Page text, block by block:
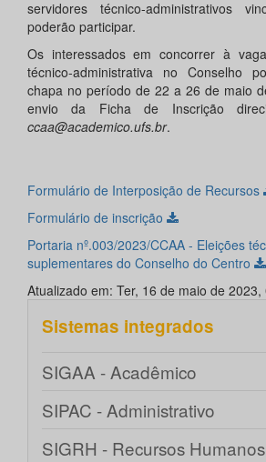
servidores técnico-administrativos
poderão participar.
Os interessados em concorrer à
técnico-administrativa no Conselho
chapa no período de 22 a 26 de maio
envio da Ficha de Inscrição
ccaa@academico.ufs.br.
Formulário de Interposição de Recursos
Formulário de inscrição
Portaria nº.003/2023/CCAA - Eleições
suplementares do Conselho do Centro
Atualizado em: Ter, 16 de maio de 2023,
Sistemas integrados
SIGAA - Acadêmico
SIPAC - Administrativo
SIGRH - Recursos Humanos